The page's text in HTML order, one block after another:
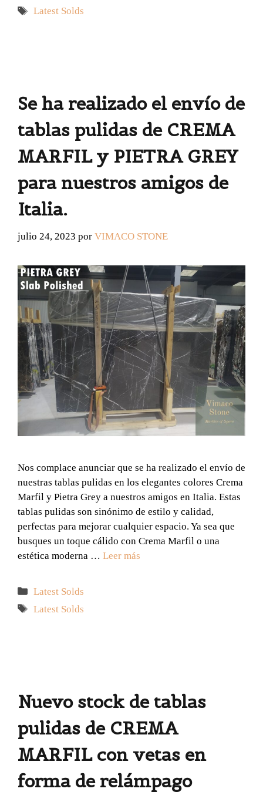
Etiquetas
Latest Solds
Se ha realizado el envío de
tablas pulidas de CREMA
MARFIL y PIETRA GREY
para nuestros amigos de
Italia.
julio 24, 2023 por VIMACO STONE
Nos complace anunciar que se ha realizado el envío de
nuestras tablas pulidas en los elegantes colores Crema
Marfil y Pietra Grey a nuestros amigos en Italia. Estas
tablas pulidas son sinónimo de estilo y calidad,
perfectas para mejorar cualquier espacio. Ya sea que
busques un toque cálido con Crema Marfil o una
estética moderna … Leer más
Categorías
Latest Solds
Etiquetas
Latest Solds
Nuevo stock de tablas
pulidas de CREMA
MARFIL con vetas en
forma de relámpago